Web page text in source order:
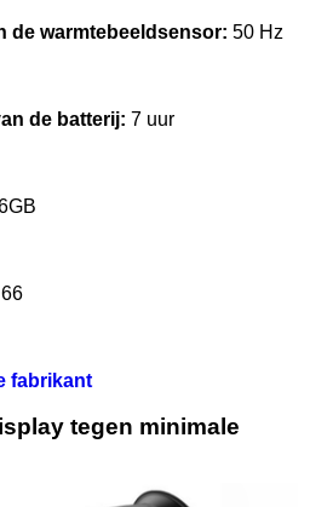
de warmtebeeldsensor: 50 Hz
de batterij: 7 uur
66
fabrikant
tegen minimale